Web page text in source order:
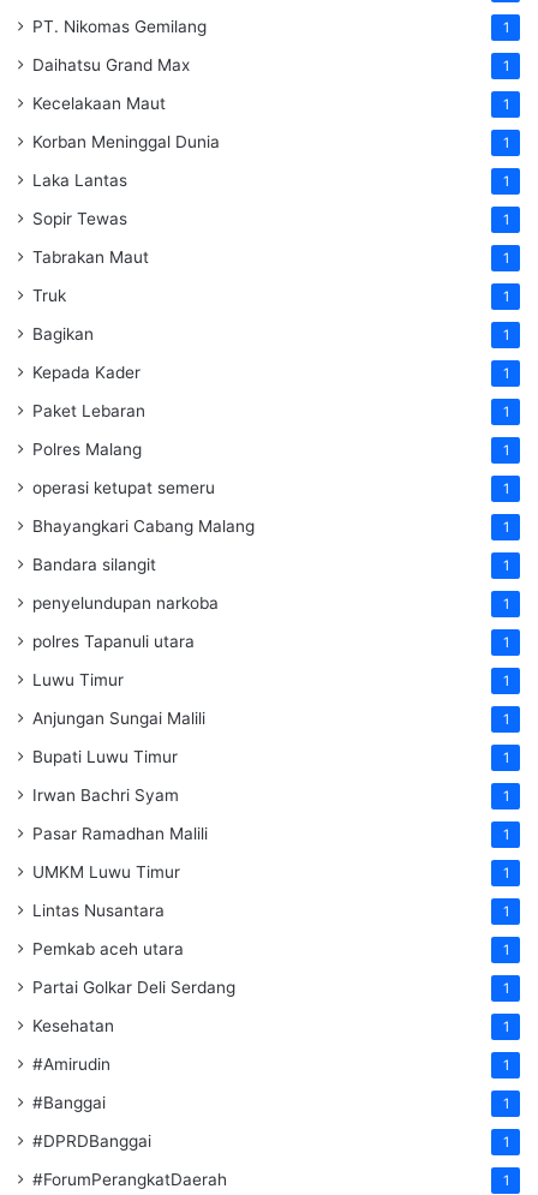
PT. Nikomas Gemilang 1
Daihatsu Grand Max 1
Kecelakaan Maut 1
Korban Meninggal Dunia 1
Laka Lantas 1
Sopir Tewas 1
Tabrakan Maut 1
Truk 1
Bagikan 1
Kepada Kader 1
Paket Lebaran 1
Polres Malang 1
operasi ketupat semeru 1
Bhayangkari Cabang Malang 1
Bandara silangit 1
penyelundupan narkoba 1
polres Tapanuli utara 1
Luwu Timur 1
Anjungan Sungai Malili 1
Bupati Luwu Timur 1
Irwan Bachri Syam 1
Pasar Ramadhan Malili 1
UMKM Luwu Timur 1
Lintas Nusantara 1
Pemkab aceh utara 1
Partai Golkar Deli Serdang 1
Kesehatan 1
#Amirudin 1
#Banggai 1
#DPRDBanggai 1
#ForumPerangkatDaerah 1